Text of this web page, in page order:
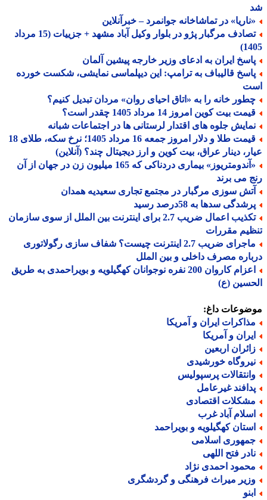
در تماشاخانه جوانمرد – خبرآنلاین
تصادف مرگبار پژو در بلوار وکیل آباد مشهد + جزییات (15 مرداد
ایران به ادعای وزیر خارجه پیشین آلمان
قالیباف به ترامپ: این دیپلماسی نمایشی، شکست خورده
خانه را به «اتاق احیای روان» مردان تبدیل کنیم؟
بیت کوین امروز 14 مرداد 1405 چقدر است؟
جلوه های اقتدار لرستانی ها در اجتماعات شبانه
قیمت طلا و دلار امروز جمعه 16 مرداد 1405؛ نرخ سکه، طلای 18
دینار عراق، بیت کوین و ارز دیجیتال چند؟ (آنلاین)
«آندومتریوز» بیماری دردناکی که 165 میلیون زن در جهان از آن
می برند
سوزی مرگبار در مجتمع تجاری سعیدیه همدان
سدها به 58درصد رسید
تکذیب اعمال ضریب 2.7 برای اینترنت بین الملل از سوی سازمان
مقررات
ماجرای ضریب 2.7 اینترنت چیست؟ شفاف سازی رگولاتوری
مصرف داخلی و بین الملل
اعزام کاروان 200 نفره نوجوانان کهگیلویه و بویراحمدی به طریق
(ع)
داغ:
ایران و آمریکا
و آمریکا
اربعین
خورشیدی
پرسپولیس
غیرعامل
اقتصادی
آباد غرب
کهگیلویه و بویراحمد
اسلامی
فتح اللهی
احمدی نژاد
میراث فرهنگی و گردشگری